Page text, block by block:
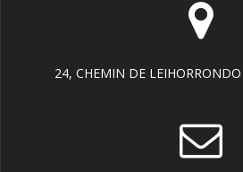
24, CHEMIN DE